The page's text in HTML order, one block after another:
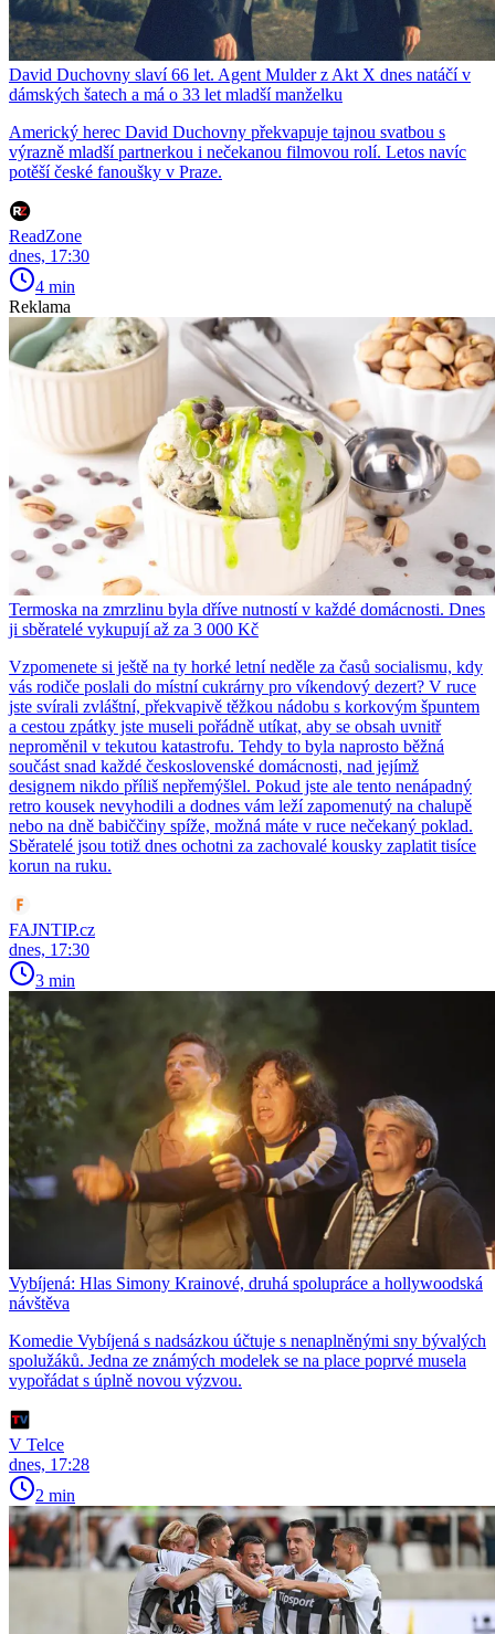
David Duchovny slaví 66 let. Agent Mulder z Akt X dnes natáčí v
dámských šatech a má o 33 let mladší manželku
Americký herec David Duchovny překvapuje tajnou svatbou s
výrazně mladší partnerkou i nečekanou filmovou rolí. Letos navíc
potěší české fanoušky v Praze.
ReadZone
dnes, 17:30
4 min
Reklama
Termoska na zmrzlinu byla dříve nutností v každé domácnosti. Dnes
ji sběratelé vykupují až za 3 000 Kč
Vzpomenete si ještě na ty horké letní neděle za časů socialismu, kdy
vás rodiče poslali do místní cukrárny pro víkendový dezert? V ruce
jste svírali zvláštní, překvapivě těžkou nádobu s korkovým špuntem
a cestou zpátky jste museli pořádně utíkat, aby se obsah uvnitř
neproměnil v tekutou katastrofu. Tehdy to byla naprosto běžná
součást snad každé československé domácnosti, nad jejímž
designem nikdo příliš nepřemýšlel. Pokud jste ale tento nenápadný
retro kousek nevyhodili a dodnes vám leží zapomenutý na chalupě
nebo na dně babiččiny spíže, možná máte v ruce nečekaný poklad.
Sběratelé jsou totiž dnes ochotni za zachovalé kousky zaplatit tisíce
korun na ruku.
FAJNTIP.cz
dnes, 17:30
3 min
Vybíjená: Hlas Simony Krainové, druhá spolupráce a hollywoodská
návštěva
Komedie Vybíjená s nadsázkou účtuje s nenaplněnými sny bývalých
spolužáků. Jedna ze známých modelek se na place poprvé musela
vypořádat s úplně novou výzvou.
V Telce
dnes, 17:28
2 min